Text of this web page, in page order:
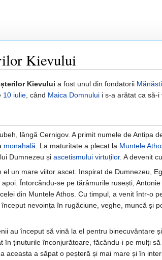
Kievului
Kievului a fost unul din fondatorii
10 iulie, când Maica Domnului i s-a arătat ca să-
lângă Cernigov. A primit numele de Antipa
monahală. La maturitate a plecat la Muntele
Dumnezeu și ascetismului virtuților. A devenit
el un mare viitor ascet. Inspirat de Dumnezeu,
Întorcându-se pe tărâmurile rusești,
din Muntele Athos. Cu timpul, a venit într-o
nevoința în rugăciune, veghe, muncă și
au început să vină la el pentru binecuvântare
în ținuturile înconjurătoare, făcându-i pe mulți
aceasta a săpat o peșteră și mai mare și în